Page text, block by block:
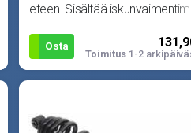
eteen. Sisältää
Outlander 650 10-12, Outlan
Osta
Toimitus1-2